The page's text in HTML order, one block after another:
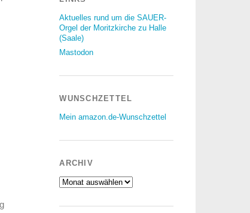
Aktuelles rund um die SAUER-
Orgel der Moritzkirche zu Halle
(Saale)
Mastodon
WUNSCHZETTEL
Mein amazon.de-Wunschzettel
ARCHIV
Archiv